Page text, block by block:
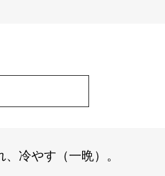
冷やす（一晩）。